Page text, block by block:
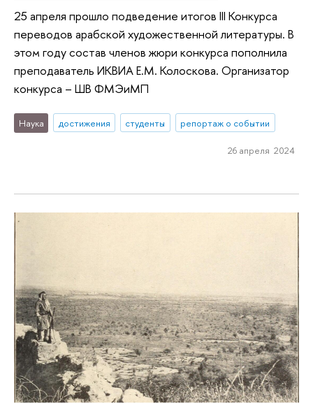
25 апреля прошло подведение итогов III Конкурса
переводов арабской художественной литературы. В
этом году состав членов жюри конкурса пополнила
преподаватель ИКВИА Е.М. Колоскова. Организатор
конкурса – ШВ ФМЭиМП
Наука достижения студенты репортаж о событии
26 апреля 2024